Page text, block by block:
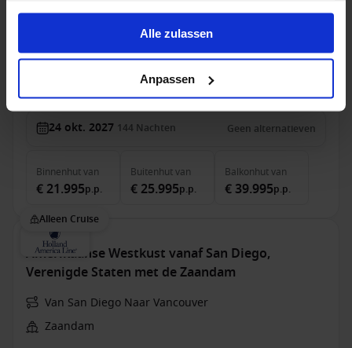
gesammelt haben.
Alle zulassen
Anpassen
Van / Naar Hamburg
AIDAdiva
24 okt. 2027 144 Nachten Geen alternatieven
Binnenhutvan
€ 21.995p.p.
Buitenhutvan
€ 25.995p.p.
Balkonhutvan
€ 39.995p.p.
Alleen Cruise
Amerikaanse Westkust vanaf San Diego,
Verenigde Staten met de Zaandam
Van San Diego Naar Vancouver
Zaandam